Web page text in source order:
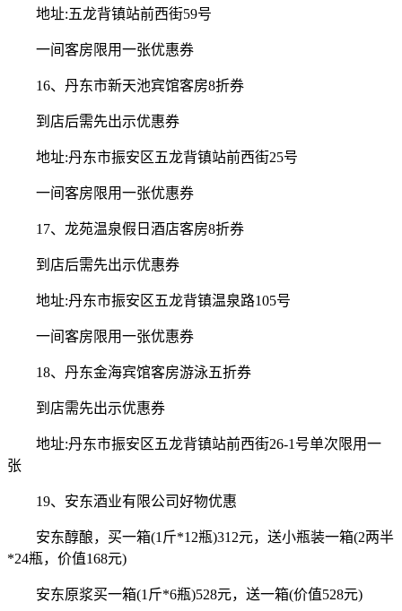
地址:五龙背镇站前西街59号
一间客房限用一张优惠券
16、丹东市新天池宾馆客房8折券
到店后需先出示优惠券
地址:丹东市振安区五龙背镇站前西街25号
一间客房限用一张优惠券
17、龙苑温泉假日酒店客房8折券
到店后需先出示优惠券
地址:丹东市振安区五龙背镇温泉路105号
一间客房限用一张优惠券
18、丹东金海宾馆客房游泳五折券
到店需先出示优惠券
地址:丹东市振安区五龙背镇站前西街26-1号单次限用一
张
19、安东酒业有限公司好物优惠
安东醇酿，买一箱(1斤*12瓶)312元，送小瓶装一箱(2两半
*24瓶，价值168元)
安东原浆买一箱(1斤*6瓶)528元，送一箱(价值528元)